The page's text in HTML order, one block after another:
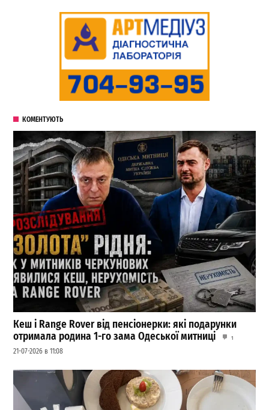
КОМЕНТУЮТЬ
Кеш і Range Rover від пенсіонерки: які подарунки
отримала родина 1-го зама Одеської митниці
1
21-07-2026 в 11:08